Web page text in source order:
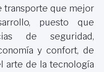
transporte que mejor
puesto que
de seguridad,
y confort, de
arte de la tecnología